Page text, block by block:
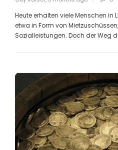
Heute erhalten viele Menschen in
etwa in Form von
Sozialleistungen. Doch der Weg